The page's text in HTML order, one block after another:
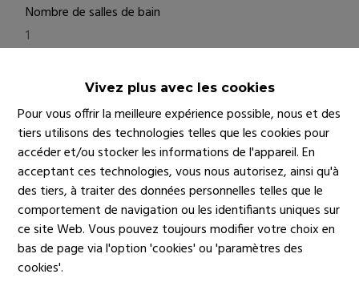
Vivez plus avec les cookies
Pour vous offrir la meilleure expérience possible, nous et des
tiers utilisons des technologies telles que les cookies pour
accéder et/ou stocker les informations de l'appareil. En
acceptant ces technologies, vous nous autorisez, ainsi qu'à
des tiers, à traiter des données personnelles telles que le
comportement de navigation ou les identifiants uniques sur
ce site Web. Vous pouvez toujours modifier votre choix en
bas de page via l'option 'cookies' ou 'paramètres des
cookies'.
Nombre de salles de bain
1
Superficie habitable
80 m²
Superficie séjour
25 m²
Informations financières
Prix